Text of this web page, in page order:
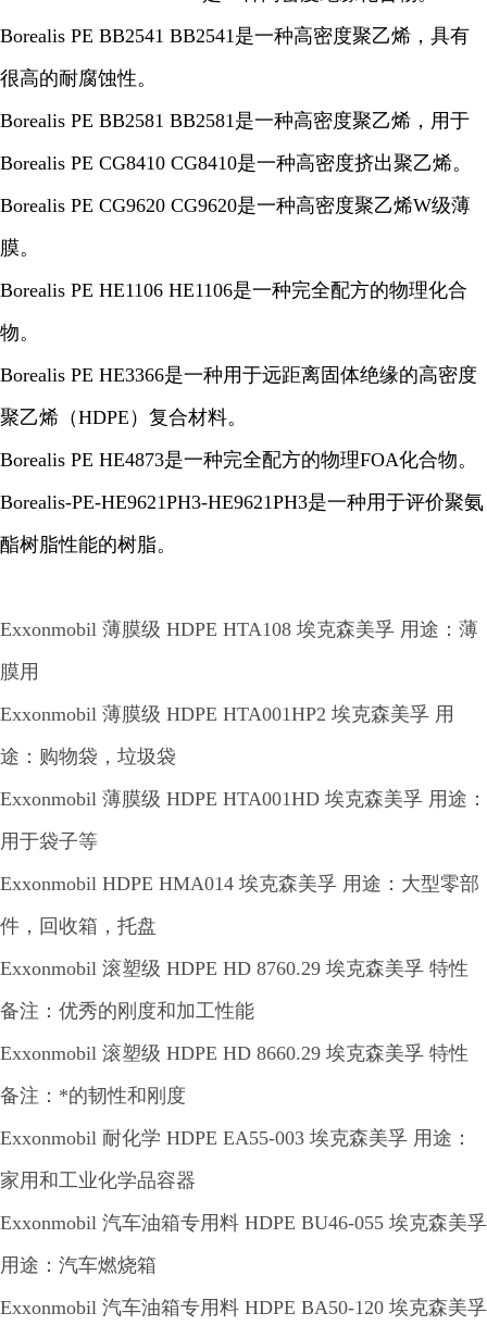
Borealis PE BB2541 BB2541是一种高密度聚乙烯，具有
很高的耐腐蚀性。
Borealis PE BB2581 BB2581是一种高密度聚乙烯，用于
Borealis PE CG8410 CG8410是一种高密度挤出聚乙烯。
Borealis PE CG9620 CG9620是一种高密度聚乙烯W级薄
膜。
Borealis PE HE1106 HE1106是一种完全配方的物理化合
物。
Borealis PE HE3366是一种用于远距离固体绝缘的高密度
聚乙烯（HDPE）复合材料。
Borealis PE HE4873是一种完全配方的物理FOA化合物。
Borealis-PE-HE9621PH3-HE9621PH3是一种用于评价聚氨
酯树脂性能的树脂。
Exxonmobil 薄膜级 HDPE HTA108 埃克森美孚 用途：薄
膜用
Exxonmobil 薄膜级 HDPE HTA001HP2 埃克森美孚 用
途：购物袋，垃圾袋
Exxonmobil 薄膜级 HDPE HTA001HD 埃克森美孚 用途：
用于袋子等
Exxonmobil HDPE HMA014 埃克森美孚 用途：大型零部
件，回收箱，托盘
Exxonmobil 滚塑级 HDPE HD 8760.29 埃克森美孚 特性
备注：优秀的刚度和加工性能
Exxonmobil 滚塑级 HDPE HD 8660.29 埃克森美孚 特性
备注：*的韧性和刚度
Exxonmobil 耐化学 HDPE EA55-003 埃克森美孚 用途：
家用和工业化学品容器
Exxonmobil 汽车油箱专用料 HDPE BU46-055 埃克森美孚
用途：汽车燃烧箱
Exxonmobil 汽车油箱专用料 HDPE BA50-120 埃克森美孚